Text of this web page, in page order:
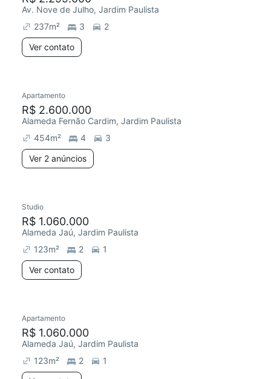
Av. Nove de Julho, Jardim Paulista
237m² 3
2
Ver contato
Apartamento
R$ 2.600.000
Alameda Fernão Cardim, Jardim Paulista
454m² 4
3
Ver 2 anúncios
Studio
R$ 1.060.000
Alameda Jaú, Jardim Paulista
123m² 2
1
Ver contato
Apartamento
R$ 1.060.000
Alameda Jaú, Jardim Paulista
123m² 2
1